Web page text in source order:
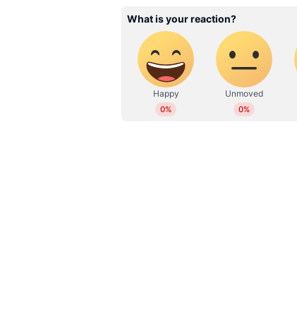
JN
2023 മുതൽ ഏഷ്യാനെറ്റ്
സബ് എഡിറ്റര്‍. ഇംഗ്ലീഷിൽ ബിരുദവും
ബിരുദാനന്തര ബിരുദവും
എന്റർടെയ്ൻമെൻ്റ്,
വര്‍ഷത്തെ
സ്റ്റോറികള്‍, ഫീച്ചറുകള്‍,
ദേശീയ സര്‍വകലാശാല
നിരവധി അത്ലറ്റിക് മീറ്റുകള്‍